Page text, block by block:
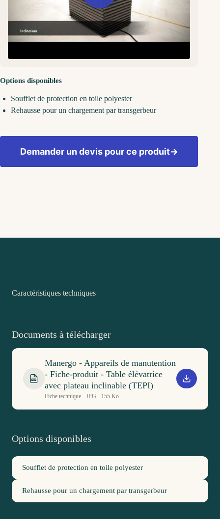
Options disponibles
Soufflet de protection en toile polyester
Rehausse pour un chargement par transgerbeur
Demander un devis pour ce produit→
Caractéristiques techniques
Documents à télécharger
PDF
Manergo - Appareils de manutention
- Fiche-produit - Table élévatrice
avec plateau inclinable (TEPI)
Fiche technique · JPG · 155 Ko
Options disponibles
Soufflet de protection en toile polyester
Rehausse pour un chargement par transgerbeur